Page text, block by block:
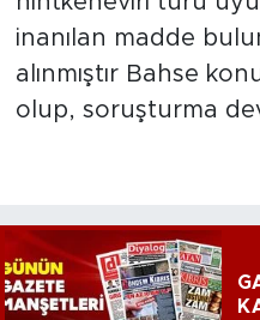
inanılan madde
alınmıştır Bahse
olup, soruşturma